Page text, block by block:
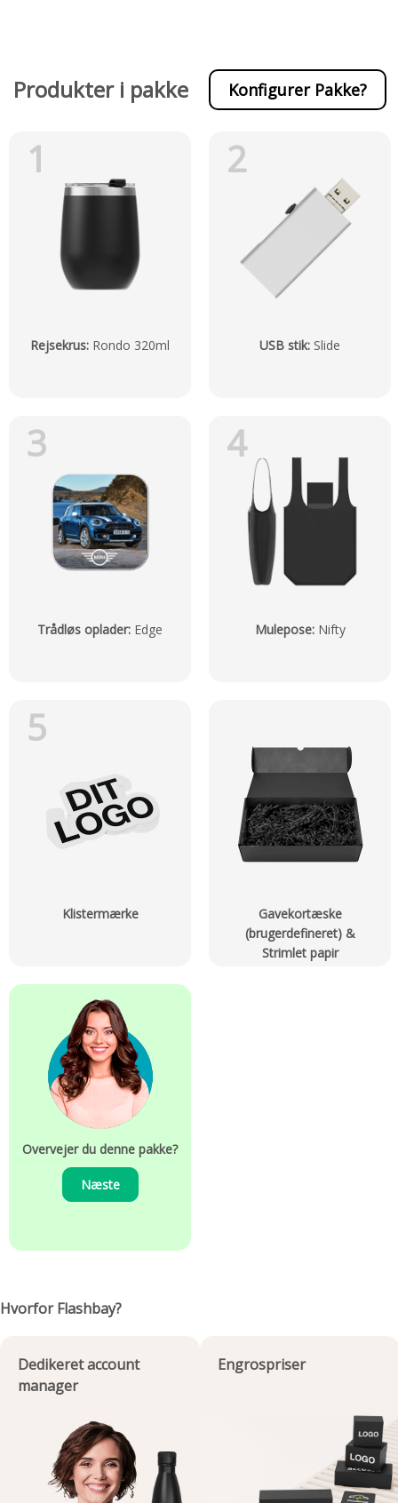
Produkter i pakke Konfigurer Pakke?
1
Rejsekrus: Rondo 320ml
2
USB stik: Slide
3
Trådløs oplader: Edge
4
Mulepose: Nifty
5
Klistermærke
Gavekortæske
(brugerdefineret) &
Strimlet papir
Overvejer du denne pakke?
Næste
Hvorfor Flashbay?
Dedikeret account
manager
Engrospriser